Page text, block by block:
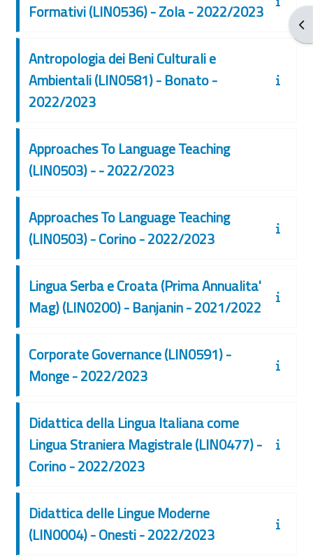
Formativi (LIN0536) - Zola - 2022/2023
Antropologia dei Beni Culturali e
Ambientali (LIN0581) - Bonato -
2022/2023
Approaches To Language Teaching
(LIN0503) - - 2022/2023
Approaches To Language Teaching
(LIN0503) - Corino - 2022/2023
Lingua Serba e Croata (Prima Annualita'
Mag) (LIN0200) - Banjanin - 2021/2022
Corporate Governance (LIN0591) -
Monge - 2022/2023
Didattica della Lingua Italiana come
Lingua Straniera Magistrale (LIN0477) -
Corino - 2022/2023
Didattica delle Lingue Moderne
(LIN0004) - Onesti - 2022/2023